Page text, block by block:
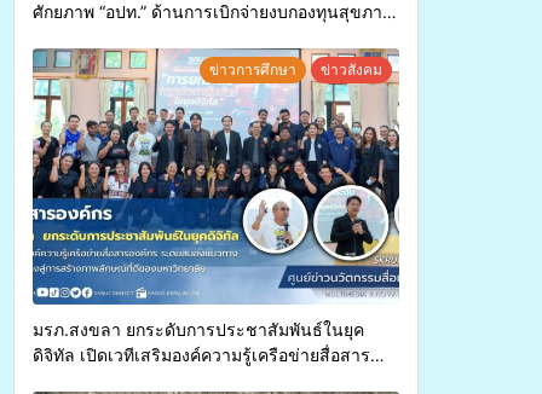
ศักยภาพ “อปท.” ด้านการเบิกจ่ายงบกองทุนสุขภาพ
ทุพพลภาพเพื่อเข้ารับบริการสาธารณสุข ลดความ
เหลื่อมล้ำ ยกระดับคุณภาพชีวิตประชาชนอย่าง
ยั่งยืน
ข่าวการศึกษา ข่าวสังคม
มรภ.สงขลา ยกระดับการประชาสัมพันธ์ในยุค
ดิจิทัล เปิดเวทีเสริมองค์ความรู้เครือข่ายสื่อสาร